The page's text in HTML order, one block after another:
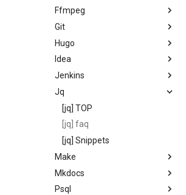
Ffmpeg
Git
Hugo
Idea
Jenkins
Jq
[jq] TOP
[jq] faq
[jq] Snippets
Make
Mkdocs
Psql